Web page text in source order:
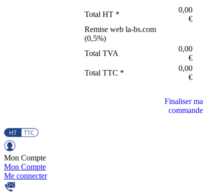
Total HT *
0,00
€
Remise web la-bs.com
(0,5%)
Total TVA
0,00
€
Total TTC *
0,00
€
Finaliser ma
commande
Mon Compte
Mon Compte
Me connecter